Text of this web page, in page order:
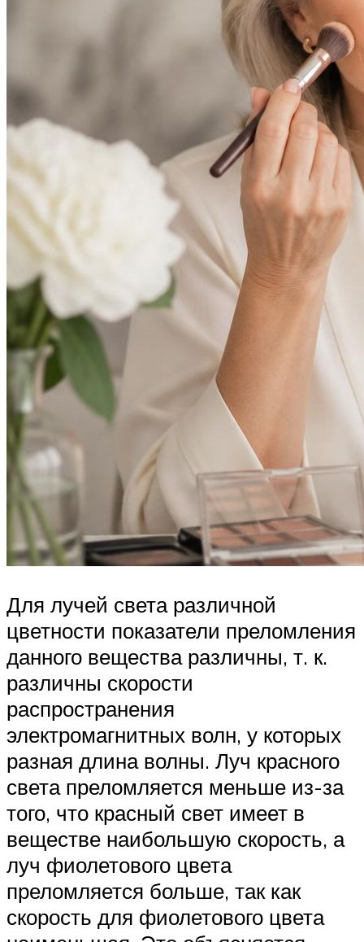
Для лучей света различной
цветности показатели преломления
данного вещества различны, т. к.
различны скорости
распространения
электромагнитных волн, у которых
разная длина волны. Луч красного
света преломляется меньше из-за
того, что красный свет имеет в
веществе наибольшую скорость, а
луч фиолетового цвета
преломляется больше, так как
скорость для фиолетового цвета